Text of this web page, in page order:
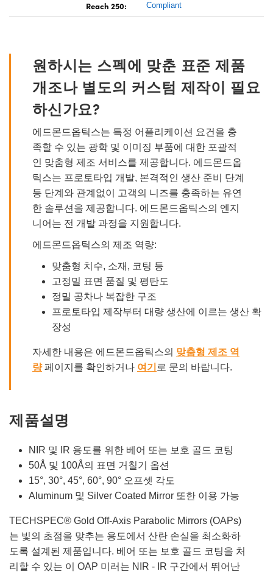
Reach 250: Compliant
원하시는 스펙에 맞춘 표준 제품
개조나 별도의 커스텀 제작이 필요
하신가요?
에드몬드옵틱스는 특정 어플리케이션 요건을 충
족할 수 있는 광학 및 이미징 부품에 대한 포괄적
인 맞춤형 제조 서비스를 제공합니다. 에드몬드옵
틱스는 프로토타입 개발, 본격적인 생산 준비 단계
등 단계와 관계없이 고객의 니즈를 충족하는 유연
한 솔루션을 제공합니다. 에드몬드옵틱스의 엔지
니어는 전 개발 과정을 지원합니다.
에드몬드옵틱스의 제조 역량:
맞춤형 치수, 소재, 코팅 등
고정밀 표면 품질 및 평탄도
정밀 공차나 복잡한 구조
프로토타입 제작부터 대량 생산에 이르는 생산 확
장성
자세한 내용은 에드몬드옵틱스의 맞춤형 제조 역
량페이지를 확인하거나 여기 로 문의 바랍니다.
제품설명
NIR 및 IR 용도를 위한 베어 또는 보호 골드 코팅
50Å 및 100Å의 표면 거칠기 옵션
15°, 30°, 45°, 60°, 90° 오프셋 각도
Aluminum 및 Silver Coated Mirror 또한 이용 가능
TECHSPEC® Gold Off-Axis Parabolic Mirrors (OAPs)
는 빛의 초점을 맞추는 용도에서 산란 손실을 최소화하
도록 설계된 제품입니다. 베어 또는 보호 골드 코팅을 처
리할 수 있는 이 OAP 미러는 NIR - IR 구간에서 뛰어난